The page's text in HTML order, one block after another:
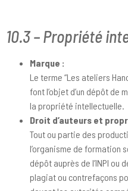
10.3 – Propriété
Marque :
Le terme “Les ateliers
font l’objet d’un dépôt de
la propriété intellectuelle.
Droit d’auteurs et
Tout ou partie des
l’organisme de formation
dépôt auprès de l’INPI ou
plagiat ou contrefaçons